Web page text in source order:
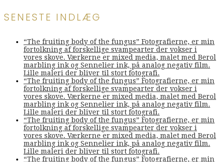
SENESTE INDLÆG
“The fruiting body of the fungus” Fotografierne, er min
fortolkning af forskellige svampearter der vokser i
vores skove. Værkerne er mixed media, malet med Berol
marbling ink og Sennelier ink, på analog negativ film.
Lille maleri der bliver til stort fotografi.
“The fruiting body of the fungus” Fotografierne, er min
fortolkning af forskellige svampearter der vokser i
vores skove. Værkerne er mixed media, malet med Berol
marbling ink og Sennelier ink, på analog negativ film.
Lille maleri der bliver til stort fotografi.
“The fruiting body of the fungus” Fotografierne, er min
fortolkning af forskellige svampearter der vokser i
vores skove. Værkerne er mixed media, malet med Berol
marbling ink og Sennelier ink, på analog negativ film.
Lille maleri der bliver til stort fotografi.
“The fruiting body of the fungus” Fotografierne, er min